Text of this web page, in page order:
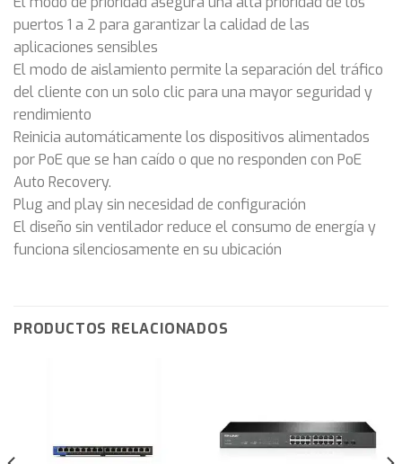
puertos 1 a 2 para garantizar la calidad de las
aplicaciones sensibles
El modo de aislamiento permite la separación del tráfico
del cliente con un solo clic para una mayor seguridad y
rendimiento
Reinicia automáticamente los dispositivos alimentados
por PoE que se han caído o que no responden con PoE
Auto Recovery.
Plug and play sin necesidad de configuración
El diseño sin ventilador reduce el consumo de energía y
funciona silenciosamente en su ubicación
PRODUCTOS RELACIONADOS